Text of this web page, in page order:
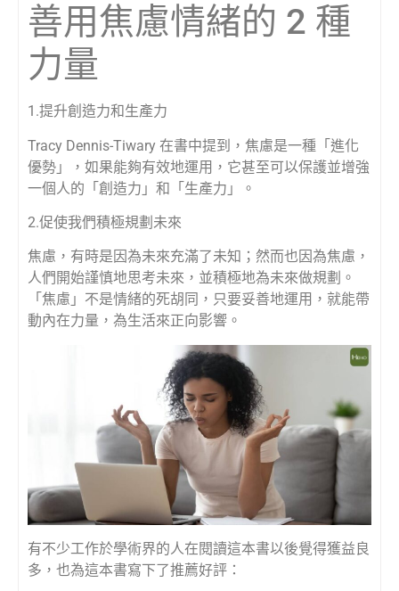
善用焦慮情緒的 2 種
力量
1.提升創造力和生產力
Tracy Dennis-Tiwary 在書中提到，焦慮是一種「進化
優勢」，如果能夠有效地運用，它甚至可以保護並增強
一個人的「創造力」和「生產力」。
2.促使我們積極規劃未來
焦慮，有時是因為未來充滿了未知；然而也因為焦慮，
人們開始謹慎地思考未來，並積極地為未來做規劃。
「焦慮」不是情緒的死胡同，只要妥善地運用，就能帶
動內在力量，為生活來正向影響。
有不少工作於學術界的人在閱讀這本書以後覺得獲益良
多，也為這本書寫下了推薦好評：